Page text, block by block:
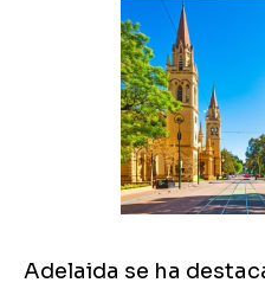
Adelaida se ha